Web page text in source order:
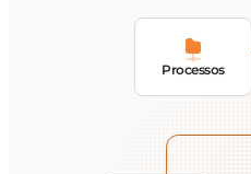
Processos